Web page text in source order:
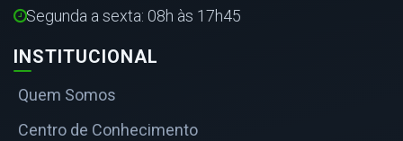
Segunda a sexta: 08h às 17h45
INSTITUCIONAL
Quem Somos
Centro de Conhecimento